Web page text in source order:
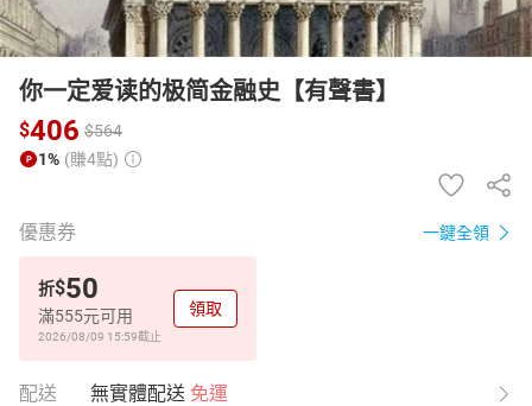
你一定爱读的极简金融史【有聲書】
$406 $564
1% (賺4點)
優惠券 一鍵全領
折$50
滿555元可用
2026/08/09 15:59截止
領取
配送 無實體配送 免運